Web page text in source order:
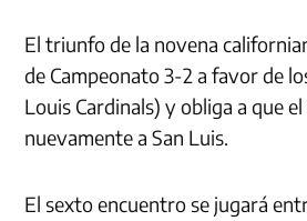
El triunfo de la novena
de Campeonato 3-2 a favor de
Louis Cardinals) y obliga a que
nuevamente a San Luis.
El sexto encuentro se jugará